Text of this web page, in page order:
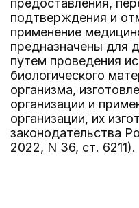
предоставления,
подтверждения и
применение
предназначены для
путем проведения
биологического
организма,
организации и
организации, их
законодательства
2022, N 36, ст. 6211).